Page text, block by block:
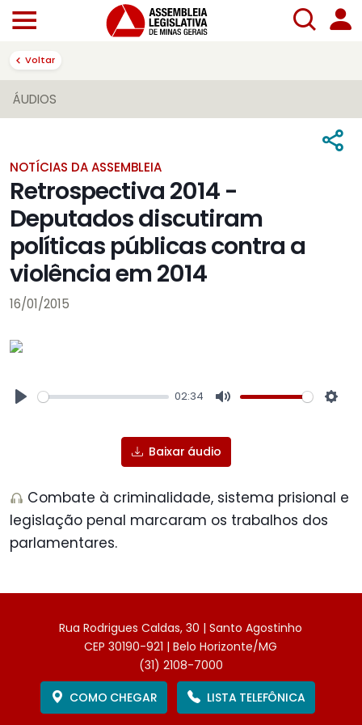
Voltar
ÁUDIOS
NOTÍCIAS DA ASSEMBLEIA
Retrospectiva 2014 -
Deputados discutiram
políticas públicas contra a
violência em 2014
16/01/2015
02:34
Baixar áudio
Combate à criminalidade, sistema prisional e
legislação penal marcaram os trabalhos dos
parlamentares.
Rua Rodrigues Caldas, 30 | Santo Agostinho
CEP 30190-921 | Belo Horizonte/MG
(31) 2108-7000
COMO CHEGAR
LISTA TELEFÔNICA